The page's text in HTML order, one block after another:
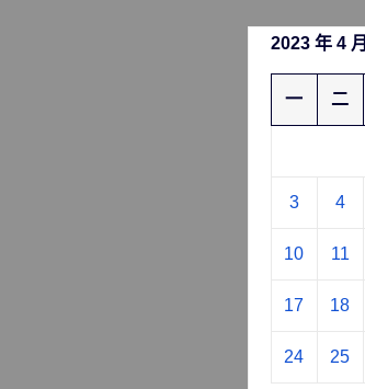
2023 年 4 月
一 二
3 4
10 11
17 18
24 25